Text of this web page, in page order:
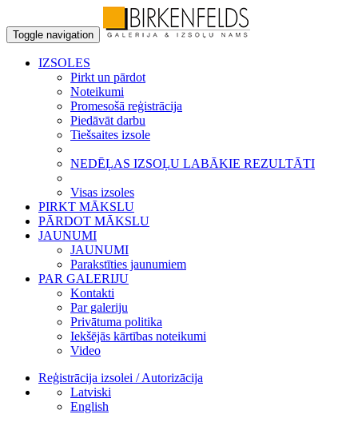
Toggle navigation
IZSOLES
Pirkt un pārdot
Noteikumi
Promesošā reģistrācija
Piedāvāt darbu
Tiešsaites izsole
NEDĒĻAS IZSOĻU LABĀKIE REZULTĀTI
Visas izsoles
PIRKT MĀKSLU
PĀRDOT MĀKSLU
JAUNUMI
JAUNUMI
Parakstīties jaunumiem
PAR GALERIJU
Kontakti
Par galeriju
Privātuma politika
Iekšējās kārtības noteikumi
Video
Reģistrācija izsolei / Autorizācija
Latviski
English